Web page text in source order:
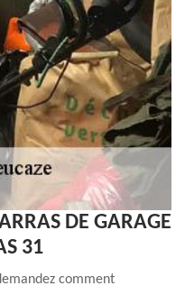
DE GARAGE
31
comment